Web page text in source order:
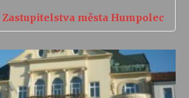
Zastupitelstva města Humpolec